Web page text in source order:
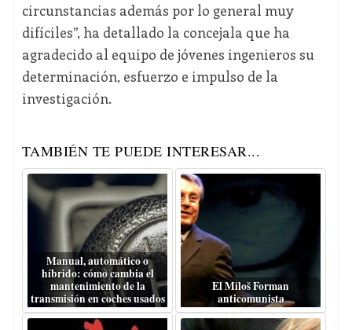
circunstancias además por lo general muy
difíciles”, ha detallado la concejala que ha
agradecido al equipo de jóvenes ingenieros su
determinación, esfuerzo e impulso de la
investigación.
TAMBIÉN TE PUEDE INTERESAR...
Manual, automático o
híbrido: cómo cambia el
mantenimiento de la
transmisión en coches usados
El Miloš Forman
anticomunista